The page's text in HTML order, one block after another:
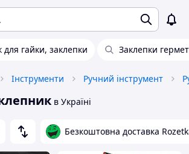
гайки, заклепки Заклепки
Інструменти Ручний інструмент
в Україні
Безкоштовна доставка